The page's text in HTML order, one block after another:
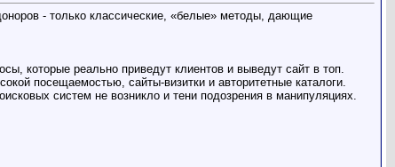
- только классические, «белые» методы, дающие
которые реально приведут клиентов и выведут сайт в топ.
посещаемостью, сайты-визитки и авторитетные каталоги.
систем не возникло и тени подозрения в манипуляциях.